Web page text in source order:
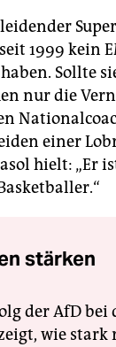
1999 kein
Sollte
nur die
einer
hielt: „Er
stärken
der AfD bei
wie stark